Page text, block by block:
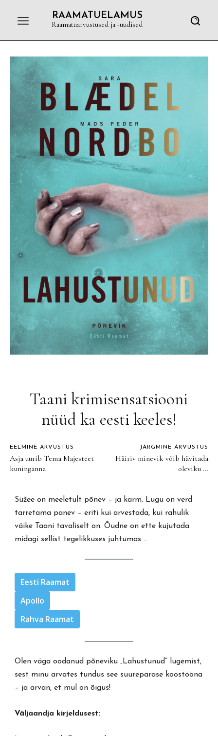
RAAMATUELAMUS
Raamatuarvustused ja -uudised
Taani krimisensatsiooni
nüüd ka eesti keeles!
EELMINE ARVUSTUS
Asja uurib Tema Majesteet
kuninganna
JÄRGMINE ARVUSTUS
Häiriv minevik võib hävitada
oleviku …
Süžee on meeletult põnev – ja karm. Lugu on verd
tarretama panev – eriti kui arvestada, kui rahulik
väike Taani tavaliselt on. Õudne on ette kujutada
midagi sellist tegelikkuses juhtumas …
Eesti Raamat
Apollo
Rahva Raamat
Olen väga oodanud põneviku „Lahustunud“ lugemist,
sest minu arvates tundus see suurepärase koostööna
– ja arvan, et mul on õigus!
Väljaandja kirjeldusest: